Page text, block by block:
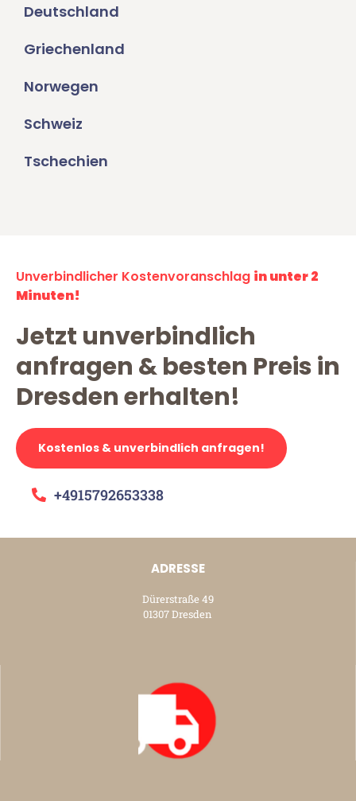
Deutschland
Griechenland
Norwegen
Schweiz
Tschechien
Unverbindlicher Kostenvoranschlag in unter 2
Minuten!
Jetzt unverbindlich
anfragen & besten Preis in
Dresden erhalten!
Kostenlos & unverbindlich anfragen!
+4915792653338
ADRESSE
Dürerstraße 49
01307 Dresden